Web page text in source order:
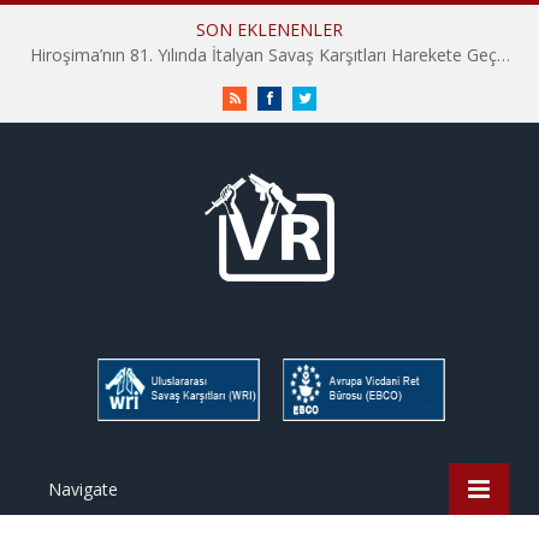
SON EKLENENLER
Hiroşima’nın 81. Yılında İtalyan Savaş Karşıtları Harekete Geçti: “Hatırlamak yeterli değil”
RSS FacebookTwitter
Navigate